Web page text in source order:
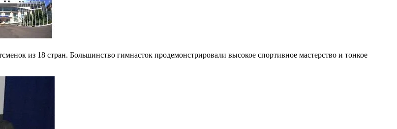
из 18 стран. Большинство гимнасток продемонстрировали высокое спортивное мастерство и тонкое